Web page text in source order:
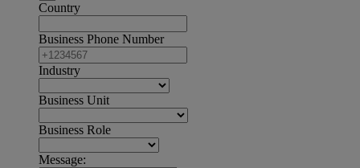
Country
Business Phone Number
Industry
Business Unit
Business Role
Message: